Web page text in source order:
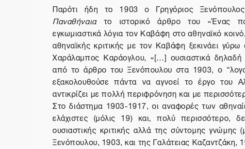
Παρότι ήδη το 1903 ο Γρηγόριος
Παναθήναια το ιστορικό άρθρο του «Ένας
εγκωμιαστικά λόγια τον Καβάφη στο αθηναϊκό
αθηναϊκής κριτικής με τον Καβάφη ξεκινάει
Χαράλαμπος Καράογλου, «[…] ουσιαστικά δηλαδή
από το άρθρο του Ξενόπουλου στα 1903, ο
εξακολουθούσε πάντα να αγνοεί το έργο του
αντικρίζει με πολλή περιφρόνηση και με
Στο διάστημα 1903-1917, οι αναφορές των
ελάχιστες (μόλις 19) και, πολύ περισσότερο,
ουσιαστικής κριτικής αλλά της σύντομης γνώμης
Ξενόπουλου, 1903, και της Γαλάτειας Καζαντζάκη,